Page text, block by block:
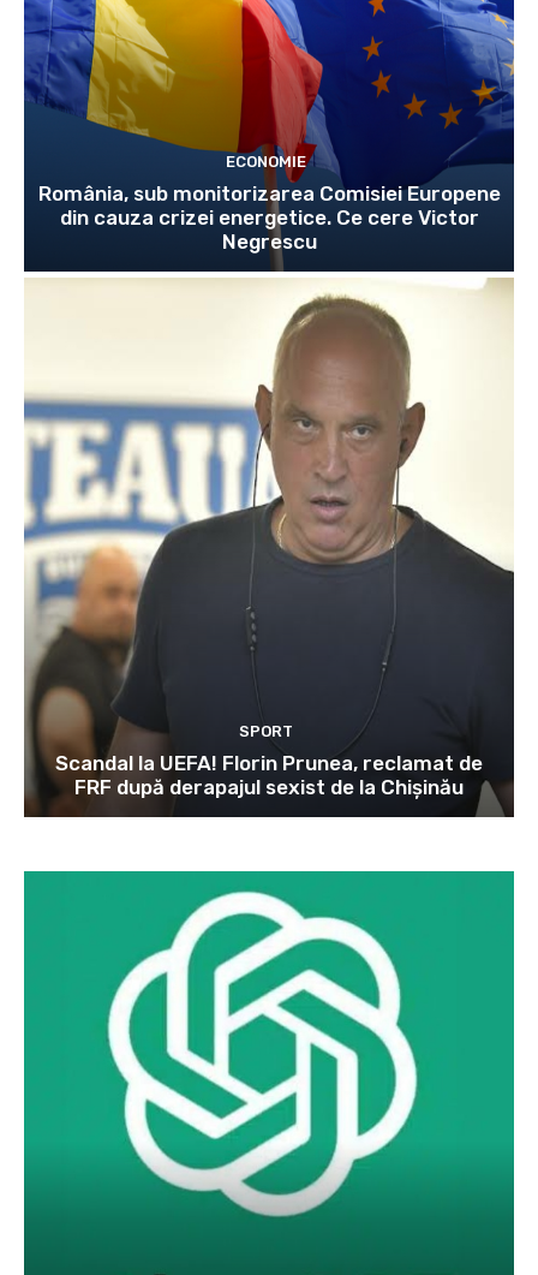
ECONOMIE
România, sub monitorizarea Comisiei Europene
din cauza crizei energetice. Ce cere Victor
Negrescu
SPORT
Scandal la UEFA! Florin Prunea, reclamat de
FRF după derapajul sexist de la Chișinău